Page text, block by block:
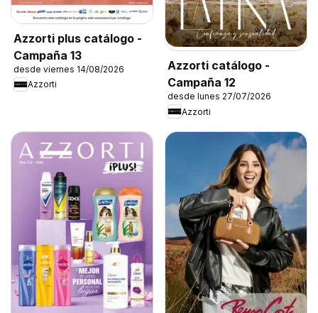
Azzorti plus catálogo -
Campaña 13
desde viernes 14/08/2026
Azzorti
Azzorti catálogo -
Campaña 12
desde lunes 27/07/2026
Azzorti